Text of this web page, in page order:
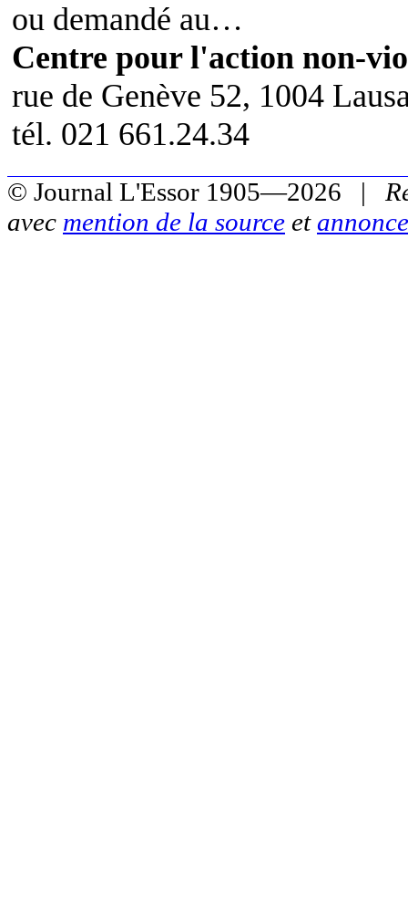
ou demandé au…
Centre pour l'action non-
rue de Genève 52, 1004
tél. 021 661.24.34
© Journal L'Essor 1905—2026 |
avec mention de la source et